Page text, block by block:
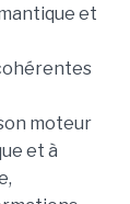
et
moteur
et à